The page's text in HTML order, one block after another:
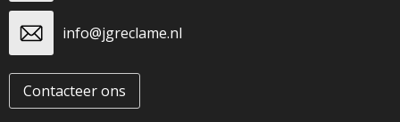
info@jgreclame.nl
Contacteer ons